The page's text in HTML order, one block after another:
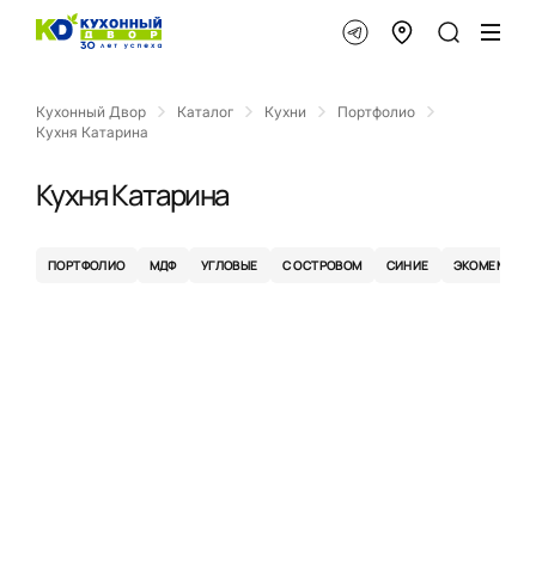
Кухонный Двор Каталог Кухни
Портфолио
Кухня Катарина
Кухня Катарина
ПОРТФОЛИО МДФ УГЛОВЫЕ С ОСТРОВОМ СИНИЕ